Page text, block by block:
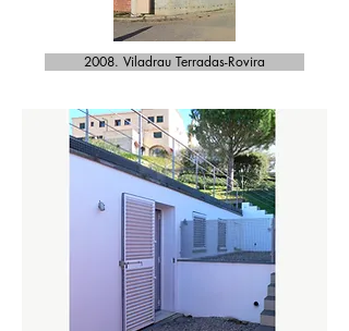
2008. Viladrau Terradas-Rovira